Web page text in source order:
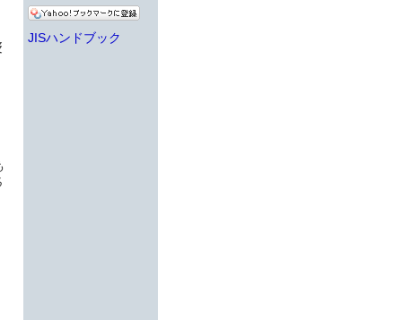
JISハンドブック